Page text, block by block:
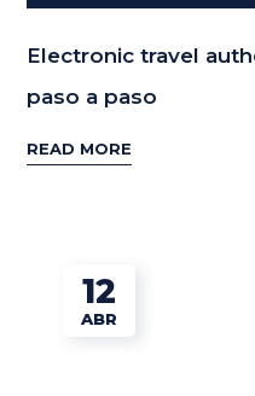
Electronic travel
paso a paso
READ MORE
12
ABR